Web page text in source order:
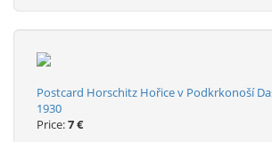
Postcard Horschitz Hořice v Podkrkonoší
1930
Price:7 €